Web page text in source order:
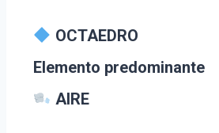
OCTAEDRO
Elemento predominante
AIRE